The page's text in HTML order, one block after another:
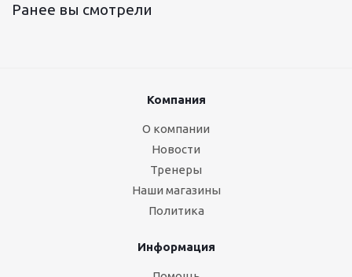
Ранее вы смотрели
Компания
О компании
Новости
Тренеры
Наши магазины
Политика
Информация